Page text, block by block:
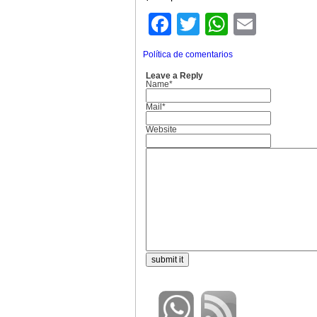
Facebook
Twitter
Política de comentarios
Leave a Reply
Name*
Mail*
Website